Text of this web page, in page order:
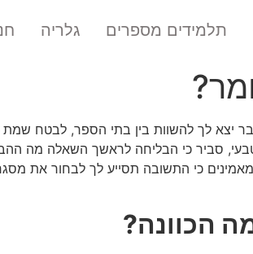
תלמידים מספרים גלריה
יצא לך להשוות בין בתי הספר, לבטח שמת
טבעי, סביר כי הבליחה לראשך השאלה מה
כי התשובה תסייע לך לבחור את
הכוונה?